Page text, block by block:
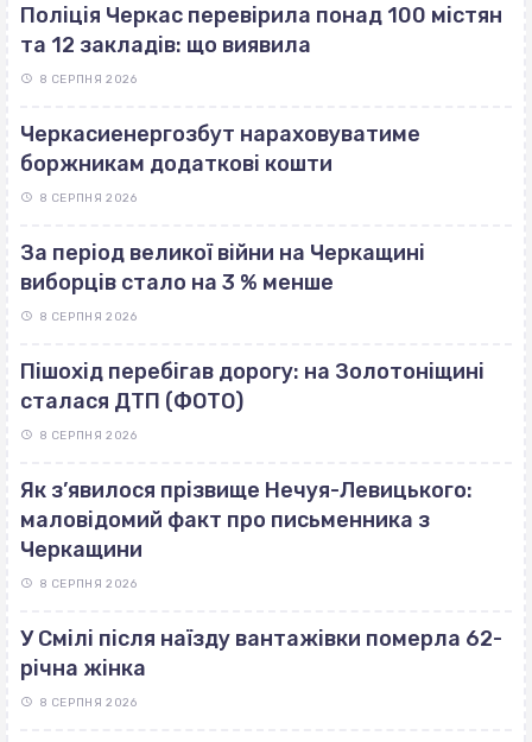
Поліція Черкас перевірила понад 100 містян
та 12 закладів: що виявила
8 СЕРПНЯ 2026
Черкасиенергозбут нараховуватиме
боржникам додаткові кошти
8 СЕРПНЯ 2026
За період великої війни на Черкащині
виборців стало на 3 % менше
8 СЕРПНЯ 2026
Пішохід перебігав дорогу: на Золотоніщині
сталася ДТП (ФОТО)
8 СЕРПНЯ 2026
Як з’явилося прізвище Нечуя-Левицького:
маловідомий факт про письменника з
Черкащини
8 СЕРПНЯ 2026
У Смілі після наїзду вантажівки померла 62-
річна жінка
8 СЕРПНЯ 2026